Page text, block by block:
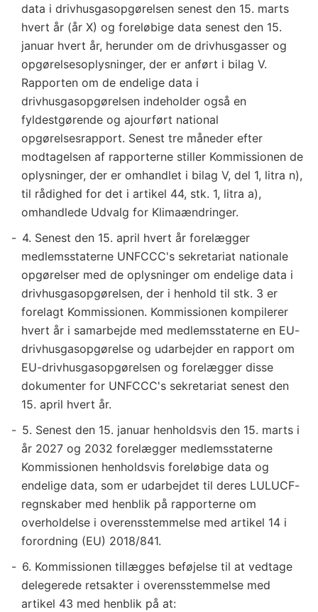
data i drivhusgasopgørelsen senest den 15. marts
hvert år (år X) og foreløbige data senest den 15.
januar hvert år, herunder om de drivhusgasser og
opgørelsesoplysninger, der er anført i bilag V.
Rapporten om de endelige data i
drivhusgasopgørelsen indeholder også en
fyldestgørende og ajourført national
opgørelsesrapport. Senest tre måneder efter
modtagelsen af rapporterne stiller Kommissionen de
oplysninger, der er omhandlet i bilag V, del 1, litra n),
til rådighed for det i artikel 44, stk. 1, litra a),
omhandlede Udvalg for Klimaændringer.
4. Senest den 15. april hvert år forelægger
medlemsstaterne UNFCCC's sekretariat nationale
opgørelser med de oplysninger om endelige data i
drivhusgasopgørelsen, der i henhold til stk. 3 er
forelagt Kommissionen. Kommissionen kompilerer
hvert år i samarbejde med medlemsstaterne en EU-
drivhusgasopgørelse og udarbejder en rapport om
EU-drivhusgasopgørelsen og forelægger disse
dokumenter for UNFCCC's sekretariat senest den
15. april hvert år.
5. Senest den 15. januar henholdsvis den 15. marts i
år 2027 og 2032 forelægger medlemsstaterne
Kommissionen henholdsvis foreløbige data og
endelige data, som er udarbejdet til deres LULUCF-
regnskaber med henblik på rapporterne om
overholdelse i overensstemmelse med artikel 14 i
forordning (EU) 2018/841.
6. Kommissionen tillægges beføjelse til at vedtage
delegerede retsakter i overensstemmelse med
artikel 43 med henblik på at: